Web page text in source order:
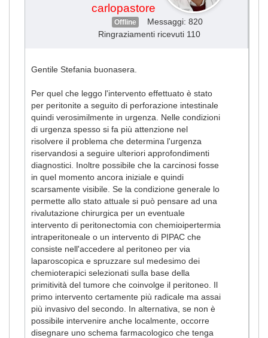
carlopastore
Offline
Messaggi: 820
Ringraziamenti ricevuti 110
Gentile Stefania buonasera.
Per quel che leggo l'intervento effettuato è stato
per peritonite a seguito di perforazione intestinale
quindi verosimilmente in urgenza. Nelle condizioni
di urgenza spesso si fa più attenzione nel
risolvere il problema che determina l'urgenza
riservandosi a seguire ulteriori approfondimenti
diagnostici. Inoltre possibile che la carcinosi fosse
in quel momento ancora iniziale e quindi
scarsamente visibile. Se la condizione generale lo
permette allo stato attuale si può pensare ad una
rivalutazione chirurgica per un eventuale
intervento di peritonectomia con chemioipertermia
intraperitoneale o un intervento di PIPAC che
consiste nell'accedere al peritoneo per via
laparoscopica e spruzzare sul medesimo dei
chemioterapici selezionati sulla base della
primitività del tumore che coinvolge il peritoneo. Il
primo intervento certamente più radicale ma assai
più invasivo del secondo. In alternativa, se non è
possibile intervenire anche localmente, occorre
disegnare uno schema farmacologico che tenga